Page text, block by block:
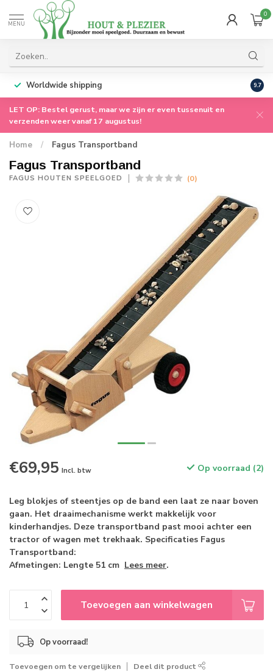
MENU
0
Worldwide shipping 9.7
LET OP: Bestel gerust, maar we zijn er even tussenuit en
verzenden weer vanaf 17 augustus!
Home / Fagus Transportband
Fagus Transportband
FAGUS HOUTEN SPEELGOED (0)
€69,95 Incl. btw Op voorraad (2)
Leg blokjes of steentjes op de band een laat ze naar boven
gaan. Het draaimechanisme werkt makkelijk voor
kinderhandjes. Deze transportband past mooi achter een
tractor of wagen met trekhaak. Specificaties Fagus
Transportband:
Afmetingen: Lengte 51 cm Lees meer.
Toevoegen aan winkelwagen
Op voorraad!
Toevoegen om te vergelijken Deel dit product